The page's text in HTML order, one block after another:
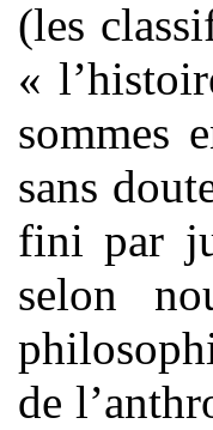
(les
«
sommes
sans
fini par
selon
de